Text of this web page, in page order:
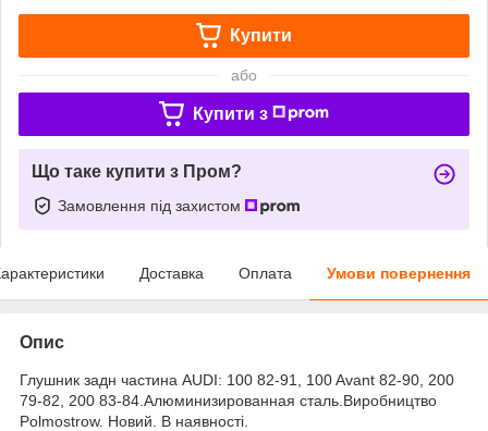
Купити
або
Купити з
Що таке купити з Пром?
Замовлення під захистом
Доставка Оплата Умови повернення
Опис
Глушник задн частина AUDI: 100 82-91, 100 Avant 82-90, 200
79-82, 200 83-84.Алюминизированная сталь.Виробництво
Polmostrow. Новий. В наявності.